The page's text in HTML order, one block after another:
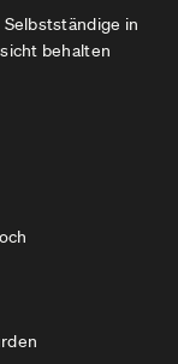
in
behalten